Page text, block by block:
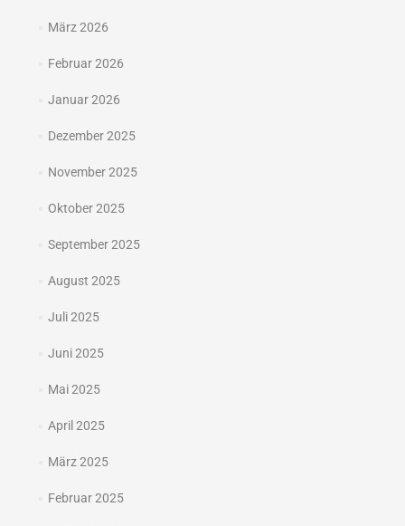
März 2026
Februar 2026
Januar 2026
Dezember 2025
November 2025
Oktober 2025
September 2025
August 2025
Juli 2025
Juni 2025
Mai 2025
April 2025
März 2025
Februar 2025